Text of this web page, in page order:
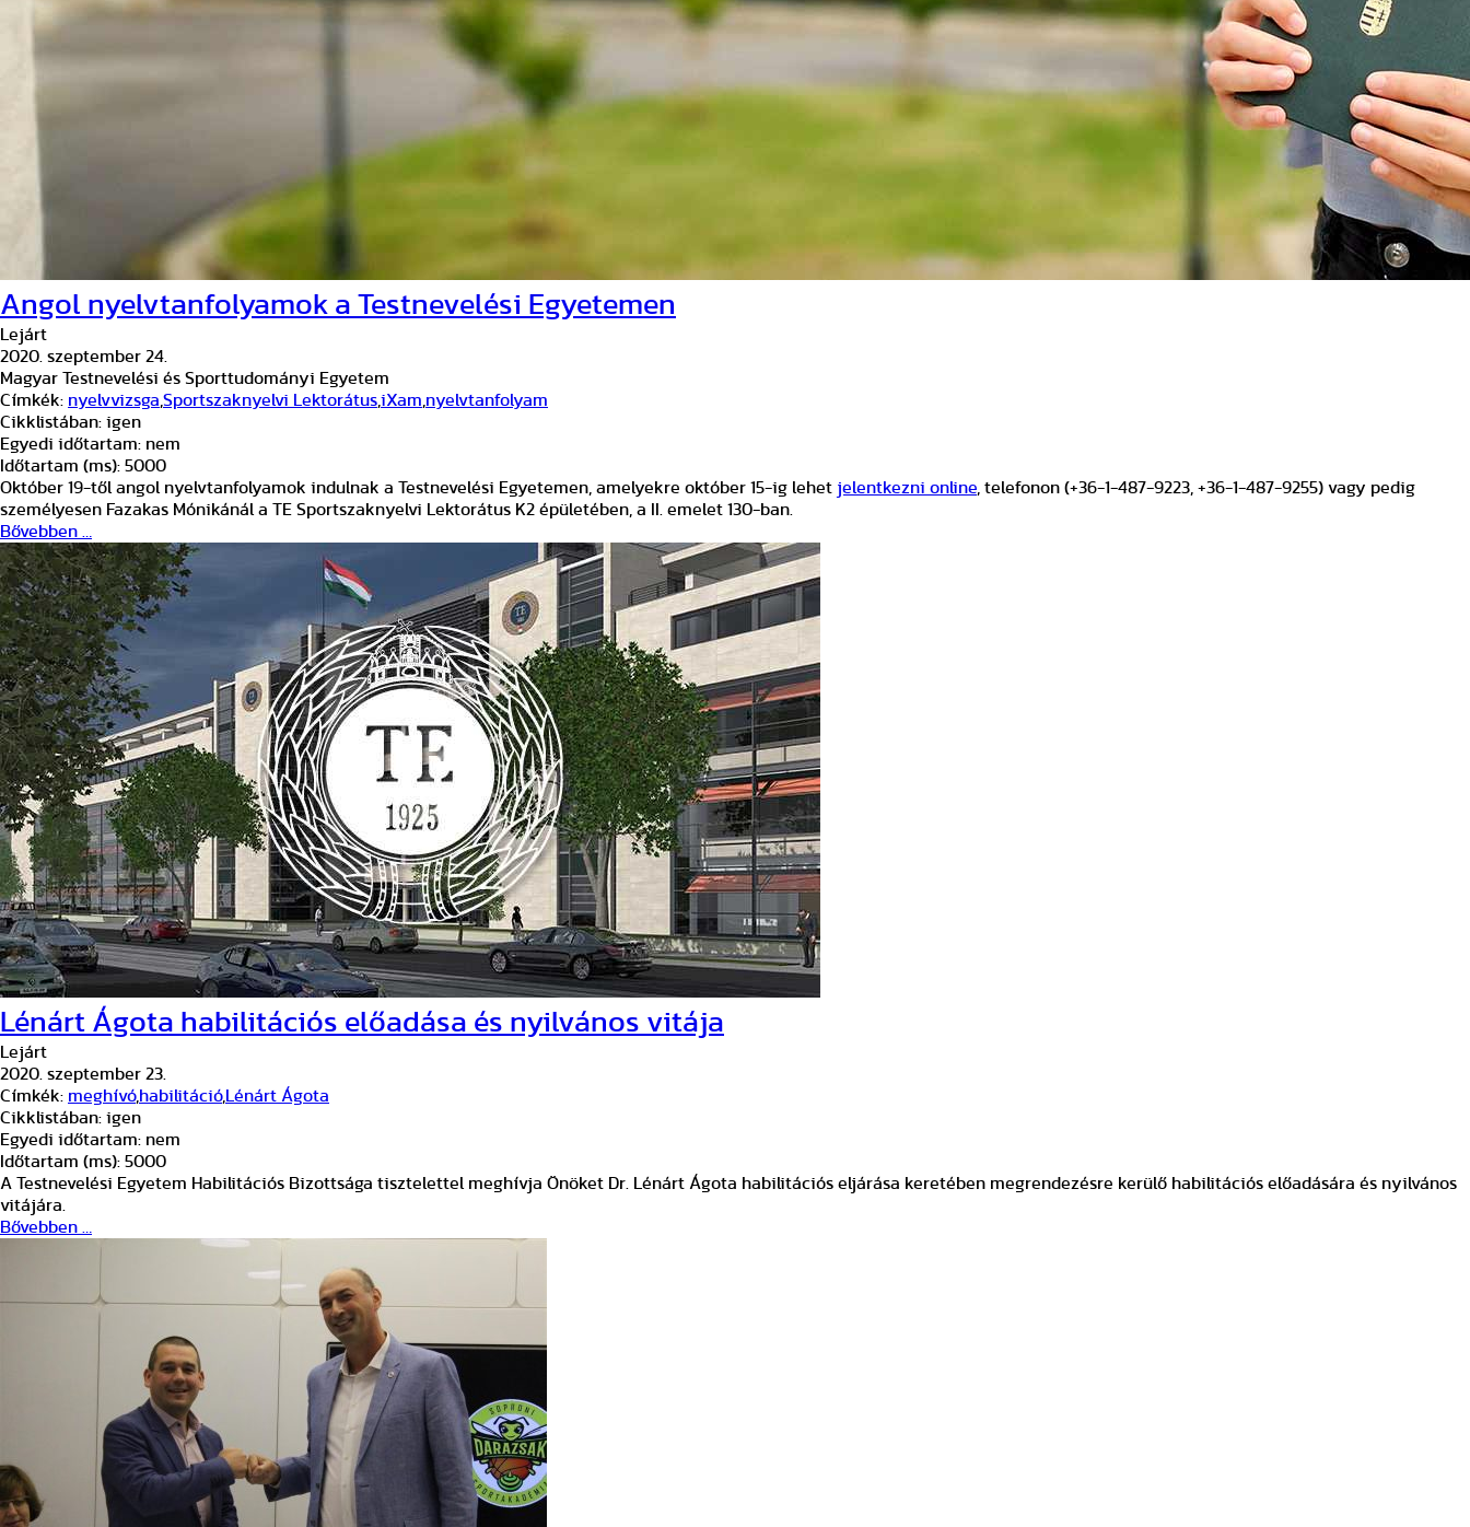
Angol nyelvtanfolyamok a Testnevelési Egyetemen
Lejárt
2020. szeptember 24.
Magyar Testnevelési és Sporttudományi Egyetem
Címkék: nyelvvizsga Sportszaknyelvi LektorátusiXam nyelvtanfolyam
Cikklistában: igen
Egyedi időtartam: nem
Időtartam (ms): 5000
Október 19-től angol nyelvtanfolyamok indulnak a Testnevelési Egyetemen, amelyekre október 15-ig lehet jelentkezni online , telefonon (+36-1-487-9223, +36-1-487-9255) vagy pedig
személyesen Fazakas Mónikánál a TE Sportszaknyelvi Lektorátus K2 épületében, a II. emelet 130-ban.
Bővebben …
Lénárt Ágota habilitációs előadása és nyilvános vitája
Lejárt
2020. szeptember 23.
Címkék: meghívó, habilitáció,
Lénárt Ágota
Cikklistában: igen
Egyedi időtartam: nem
Időtartam (ms): 5000
A Testnevelési Egyetem Habilitációs Bizottsága tisztelettel meghívja Önöket Dr. Lénárt Ágota habilitációs eljárása keretében megrendezésre kerülő habilitációs előadására és nyilvános
vitájára.
Bővebben …